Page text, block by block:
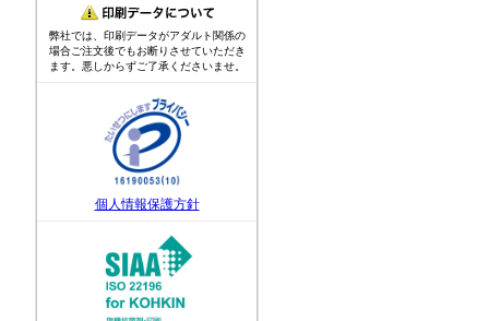
弊社では、印刷データがアダルト関係の
場合ご注文後でもお断りさせていただき
ます。悪しからずご了承くださいませ。
個人情報保護方針